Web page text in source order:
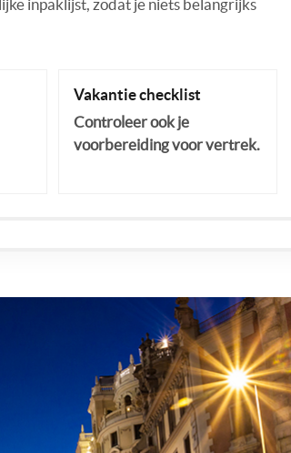
inpaklijst, zodat je niets belangrijks
Vakantie checklist
Controleer ook je
voorbereiding voor vertrek.